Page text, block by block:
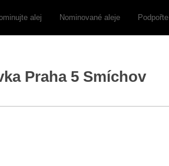
alej Nominované aleje Podpořte
Praha 5 Smíchov